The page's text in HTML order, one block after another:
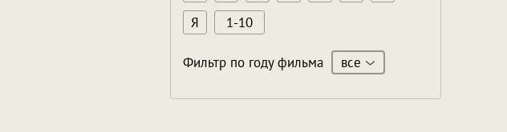
Я
1-10
Фильтр по году фильма все